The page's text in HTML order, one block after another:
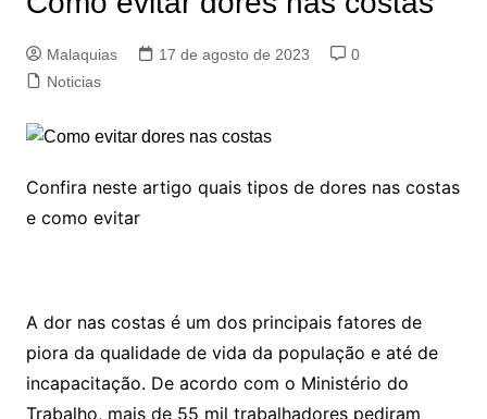
Malaquias 17 de agosto de 2023
0
Noticias
Confira neste artigo quais tipos de dores nas costas
e como evitar
A dor nas costas é um dos principais fatores de
piora da qualidade de vida da população e até de
incapacitação. De acordo com o Ministério do
Trabalho, mais de 55 mil trabalhadores pediram